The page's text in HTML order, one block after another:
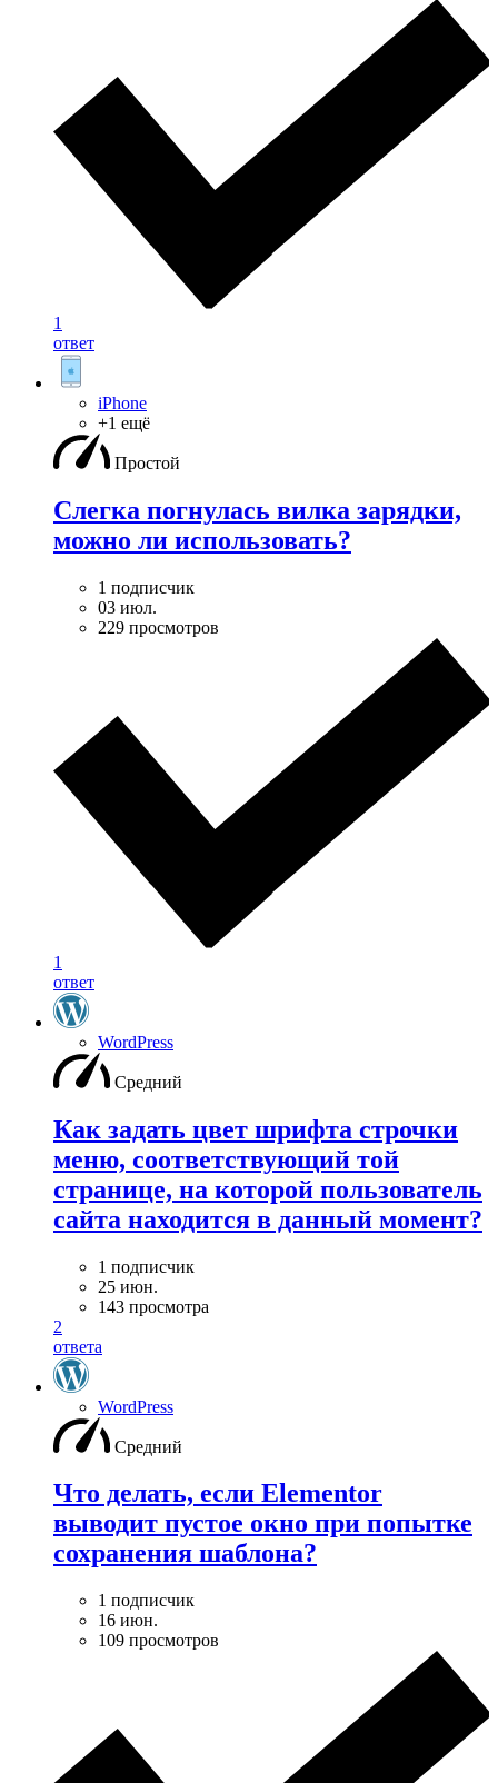
1
ответ
iPhone
+1 ещё
Простой
Слегка погнулась вилка зарядки,
можно ли использовать?
1 подписчик
03 июл.
229 просмотров
1
ответ
WordPress
Средний
Как задать цвет шрифта строчки
меню, соответствующий той
странице, на которой пользователь
сайта находится в данный момент?
1 подписчик
25 июн.
143 просмотра
2
ответа
WordPress
Средний
Что делать, если Elementor
выводит пустое окно при попытке
сохранения шаблона?
1 подписчик
16 июн.
109 просмотров